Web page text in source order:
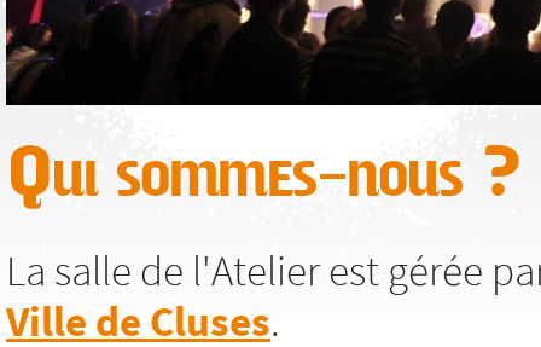
Qui sommes-nous ?
La salle de l'Atelier est gérée
Ville de Cluses.